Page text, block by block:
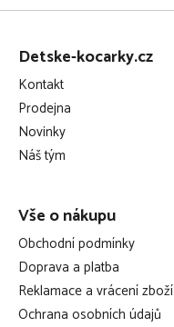
Z
Detske-kocarky.cz
Kontakt
Prodejna
Novinky
Náš tým
Vše o nákupu
Obchodní podmínky
Doprava a platba
Reklamace a vrácení zboží
Ochrana osobních údajů